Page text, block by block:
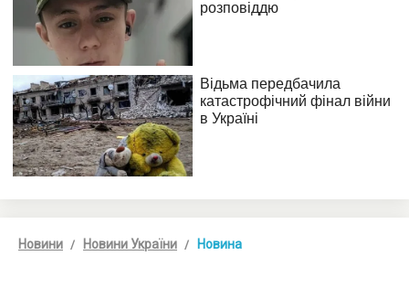
Новини Новини України Новина